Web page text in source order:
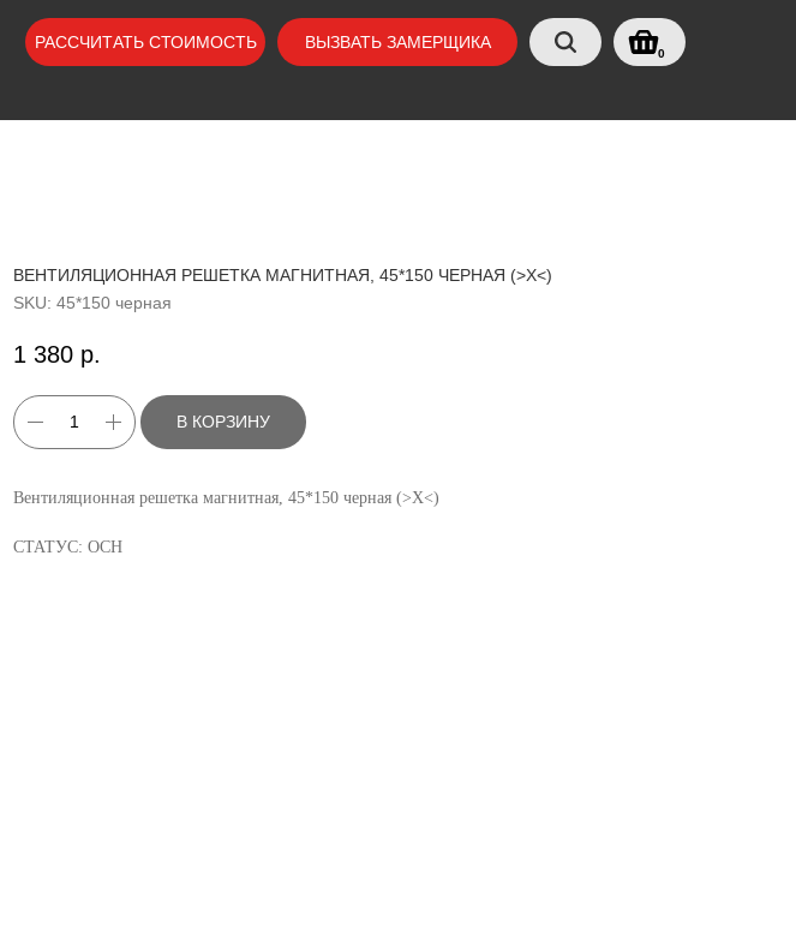
ВЫЗВАТЬ ЗАМЕРЩИКА
РАССЧИТАТЬ СТОИМОСТЬ
0
ВЕНТИЛЯЦИОННАЯ РЕШЕТКА МАГНИТНАЯ, 45*150 ЧЕРНАЯ (>Х<)
SKU: 45*150 черная
1 380 р.
В КОРЗИНУ
Вентиляционная решетка магнитная, 45*150 черная (>Х<)
СТАТУС: ОСН